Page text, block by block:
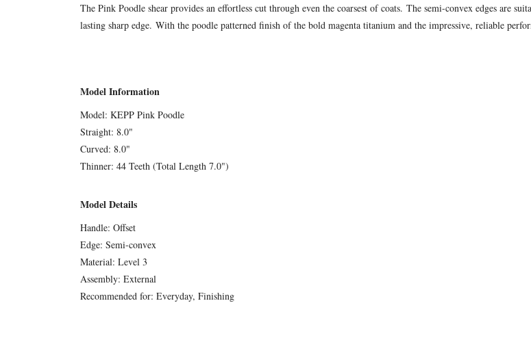
The Pink Poodle shear provides an effortless cut through even the coarsest of coats. The semi-convex edges are
lasting sharp edge. With the poodle patterned finish of the bold magenta titanium and the impressive, reliable
Model Information
Model: KEPP Pink Poodle
Straight: 8.0"
Curved: 8.0"
Thinner: 44 Teeth (Total Length 7.0")
Model Details
Handle: Offset
Edge: Semi-convex
Material: Level 3
Assembly: External
Recommended for: Everyday, Finishing